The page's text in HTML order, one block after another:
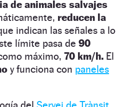
de animales salvajes
reducen la
indican las señales a lo
límite pasa de 90
máximo, 70 km/h. El
y funciona con paneles